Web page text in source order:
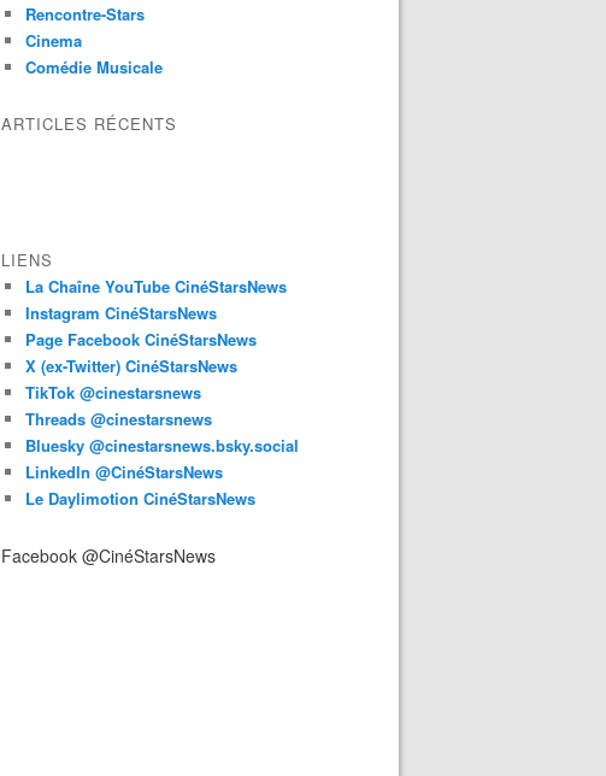
Rencontre-Stars
Cinema
Comédie Musicale
ARTICLES RÉCENTS
LIENS
La Chaîne YouTube CinéStarsNews
Instagram CinéStarsNews
Page Facebook CinéStarsNews
X (ex-Twitter) CinéStarsNews
TikTok @cinestarsnews
Threads @cinestarsnews
Bluesky @cinestarsnews.bsky.social‬
LinkedIn @CinéStarsNews
Le Daylimotion CinéStarsNews
Facebook @CinéStarsNews